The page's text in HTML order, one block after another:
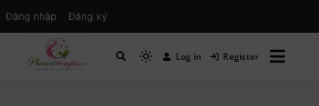
Mạng xã hội Kinh tế – Giáo dục – Hướng
Log in Register
Đăng nhập Đăng ký